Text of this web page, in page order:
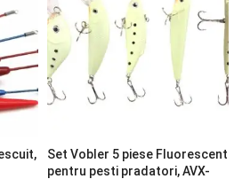
Set Vobler 5 piese Fluorescent
pentru pesti pradatori, AVX-